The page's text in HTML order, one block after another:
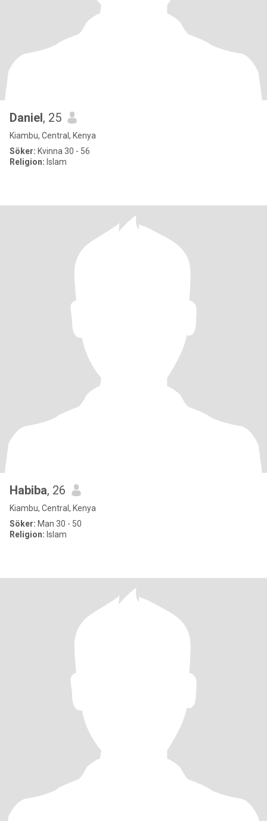
Daniel, 25
Kiambu, Central, Kenya
Söker: Kvinna 30 - 56
Religion: Islam
Habiba, 26
Kiambu, Central, Kenya
Söker: Man 30 - 50
Religion: Islam